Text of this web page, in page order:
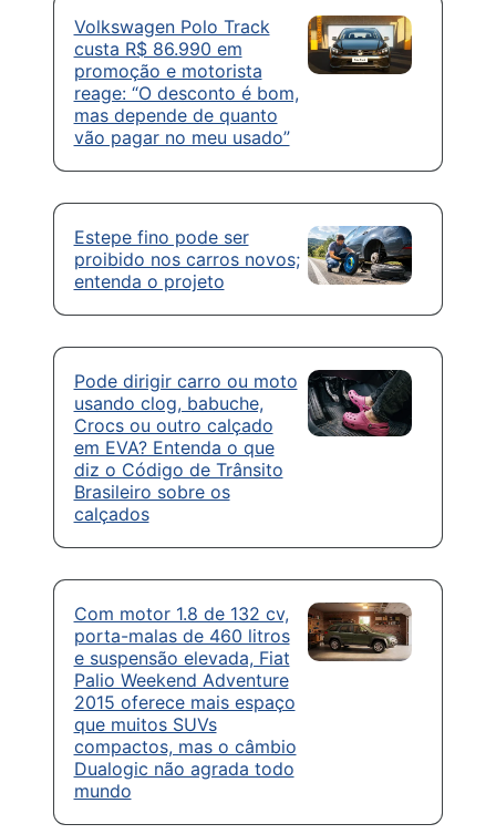
Volkswagen Polo Track
custa R$ 86.990 em
promoção e motorista
reage: “O desconto é bom,
mas depende de quanto
vão pagar no meu usado”
Estepe fino pode ser
proibido nos carros novos;
entenda o projeto
Pode dirigir carro ou moto
usando clog, babuche,
Crocs ou outro calçado
em EVA? Entenda o que
diz o Código de Trânsito
Brasileiro sobre os
calçados
Com motor 1.8 de 132 cv,
porta-malas de 460 litros
e suspensão elevada, Fiat
Palio Weekend Adventure
2015 oferece mais espaço
que muitos SUVs
compactos, mas o câmbio
Dualogic não agrada todo
mundo